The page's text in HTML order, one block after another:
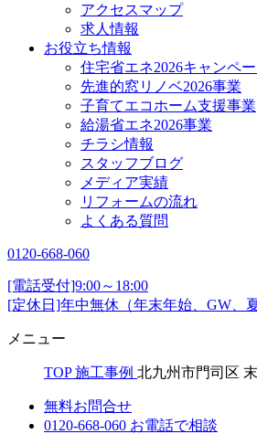
アクセスマップ
求人情報
お役立ち情報
住宅省エネ2026キャンペ
先進的窓リノベ2026事業
子育てエコホーム支援事業
給湯省エネ2026事業
チラシ情報
スタッフブログ
メディア実績
リフォームの流れ
よくある質問
0120-668-060
[電話受付]9:00～18:00
[定休日]年中無休（年末年始、GW、
メニュー
TOP 施工事例 北九州市門司区
無料お問合せ
0120-668-060 お電話で相談